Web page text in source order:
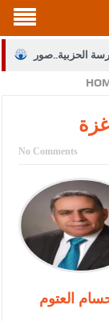
الحزبية..صور
والقانون
المقدسات
العقارية
مجلس النواب
منصة خدمة
No Comments
العتوم